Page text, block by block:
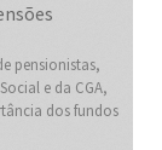
pensionistas,
e da CGA,
dos fundos